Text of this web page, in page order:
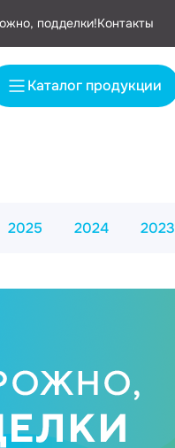
подделки!Контакты
Каталог продукции
2025 2024 2023